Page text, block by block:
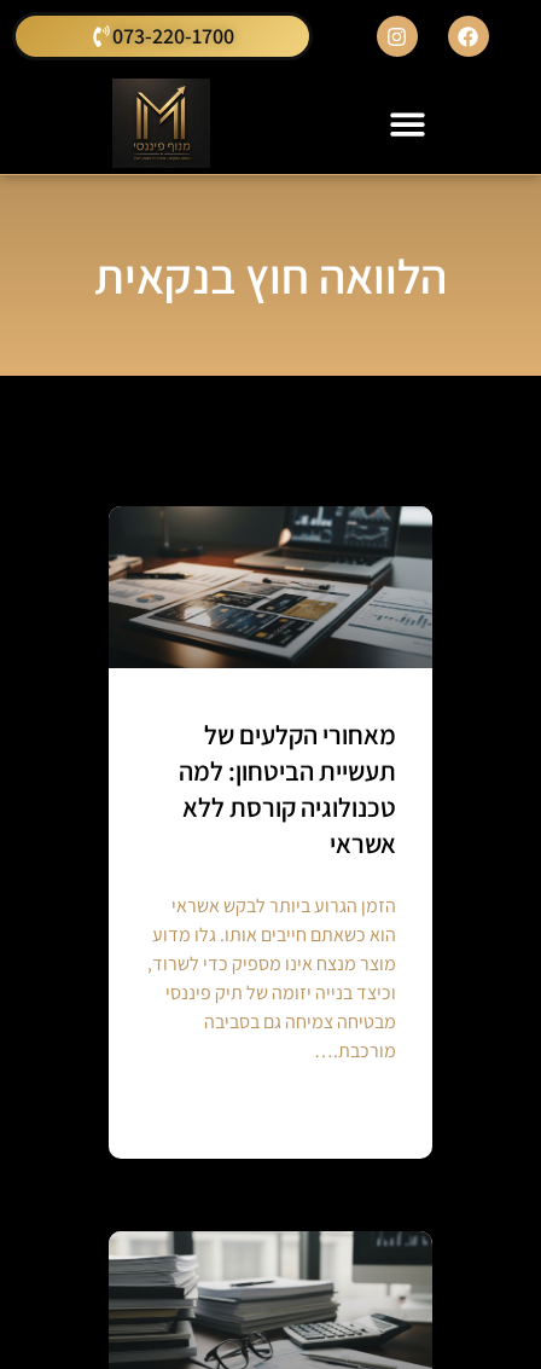
073-220-1700
הלוואה חוץ בנקאית
מאחורי הקלעים של
תעשיית הביטחון: למה
טכנולוגיה קורסת ללא
אשראי
הזמן הגרוע ביותר לבקש אשראי
הוא כשאתם חייבים אותו. גלו מדוע
מוצר מנצח אינו מספיק כדי לשרוד,
וכיצד בנייה יזומה של תיק פיננסי
מבטיחה צמיחה גם בסביבה
מורכבת.…